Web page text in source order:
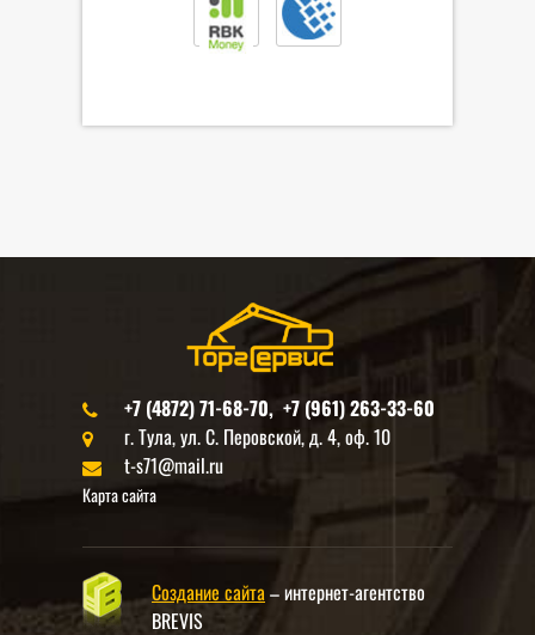
+7 (4872) 71-68-70, +7 (961) 263-33-60
г. Тула, ул. С. Перовской, д. 4, оф. 10
t-s71@mail.ru
Карта сайта
Создание сайта– интернет-агентство
BREVIS